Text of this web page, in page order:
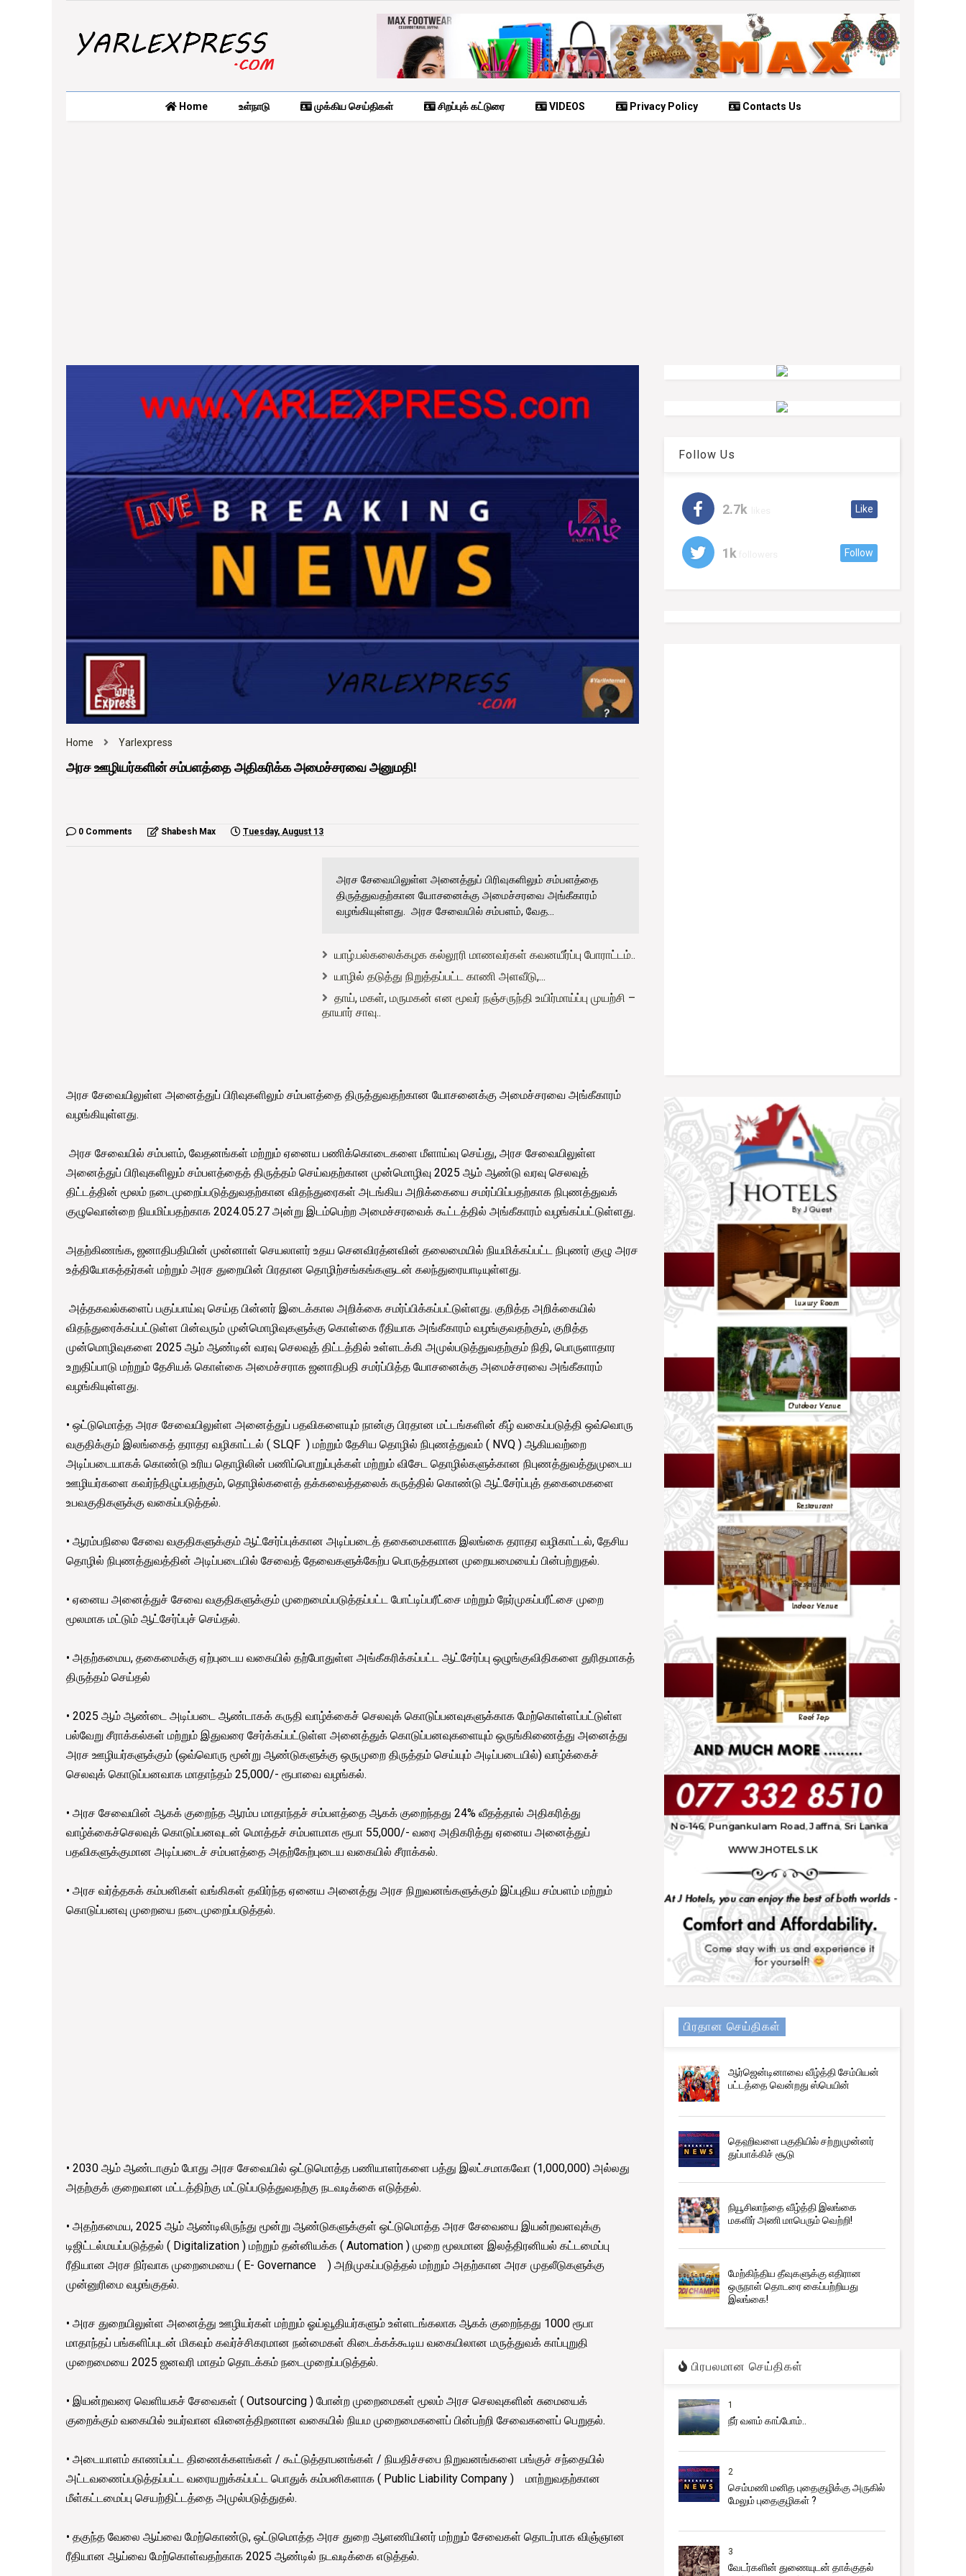
Home உள்நாடு முக்கிய செய்திகள் சிறப்புக் கட்டுரை VIDEOS Privacy Policy Contacts Us
Home Yarlexpress
அரச ஊழியர்களின் சம்பளத்தை அதிகரிக்க அமைச்சரவை அனுமதி!
0 Comments Shabesh Max Tuesday, August 13
அரச சேவையிலுள்ள அனைத்துப் பிரிவுகளிலும் சம்பளத்தை
திருத்துவதற்கான யோசனைக்கு அமைச்சரவை அங்கீகாரம்
வழங்கியுள்ளது. அரச சேவையில் சம்பளம், வேத...
யாழ்.பல்கலைக்கழக கல்லூரி மாணவர்கள் கவனயீர்ப்பு போராட்டம்..
யாழில் தடுத்து நிறுத்தப்பட்ட காணி அளவீடு,...
தாய், மகள், மருமகன் என மூவர் நஞ்சருந்தி உயிர்மாய்ப்பு முயற்சி –
தாயார் சாவு..
அரச சேவையிலுள்ள அனைத்துப் பிரிவுகளிலும் சம்பளத்தை திருத்துவதற்கான யோசனைக்கு அமைச்சரவை அங்கீகாரம்
வழங்கியுள்ளது.
அரச சேவையில் சம்பளம், வேதனங்கள் மற்றும் ஏனைய பணிக்கொடைகளை மீளாய்வு செய்து, அரச சேவையிலுள்ள
அனைத்துப் பிரிவுகளிலும் சம்பளத்தைத் திருத்தம் செய்வதற்கான முன்மொழிவு 2025 ஆம் ஆண்டு வரவு செலவுத்
திட்டத்தின் மூலம் நடைமுறைப்படுத்துவதற்கான விதந்துரைகள் அடங்கிய அறிக்கையை சமர்ப்பிப்பதற்காக நிபுணத்துவக்
குழுவொன்றை நியமிப்பதற்காக 2024.05.27 அன்று இடம்பெற்ற அமைச்சரவைக் கூட்டத்தில் அங்கீகாரம் வழங்கப்பட்டுள்ளது.
அதற்கிணங்க, ஜனாதிபதியின் முன்னாள் செயலாளர் உதய செனவிரத்னவின் தலைமையில் நியமிக்கப்பட்ட நிபுணர் குழு அரச
உத்தியோகத்தர்கள் மற்றும் அரச துறையின் பிரதான தொழிற்சங்கங்களுடன் கலந்துரையாடியுள்ளது.
அத்தகவல்களைப் பகுப்பாய்வு செய்த பின்னர் இடைக்கால அறிக்கை சமர்ப்பிக்கப்பட்டுள்ளது. குறித்த அறிக்கையில்
விதந்துரைக்கப்பட்டுள்ள பின்வரும் முன்மொழிவுகளுக்கு கொள்கை ரீதியாக அங்கீகாரம் வழங்குவதற்கும், குறித்த
முன்மொழிவுகளை 2025 ஆம் ஆண்டின் வரவு செலவுத் திட்டத்தில் உள்ளடக்கி அமுல்படுத்துவதற்கும் நிதி, பொருளாதார
உறுதிப்பாடு மற்றும் தேசியக் கொள்கை அமைச்சராக ஜனாதிபதி சமர்ப்பித்த யோசனைக்கு அமைச்சரவை அங்கீகாரம்
வழங்கியுள்ளது.
• ஒட்டுமொத்த அரச சேவையிலுள்ள அனைத்துப் பதவிகளையும் நான்கு பிரதான மட்டங்களின் கீழ் வகைப்படுத்தி ஒவ்வொரு
வகுதிக்கும் இலங்கைத் தராதர வழிகாட்டல் ( SLQF ) மற்றும் தேசிய தொழில் நிபுணத்துவம் ( NVQ ) ஆகியவற்றை
அடிப்படையாகக் கொண்டு உரிய தொழிலின் பணிப்பொறுப்புக்கள் மற்றும் விசேட தொழில்களுக்கான நிபுணத்துவத்துமுடைய
ஊழியர்களை கவர்ந்திழுப்பதற்கும், தொழில்களைத் தக்கவைத்தலைக் கருத்தில் கொண்டு ஆட்சேர்ப்புத் தகைமைகளை
உபவகுதிகளுக்கு வகைப்படுத்தல்.
• ஆரம்பநிலை சேவை வகுதிகளுக்கும் ஆட்சேர்ப்புக்கான அடிப்படைத் தகைமைகளாக இலங்கை தராதர வழிகாட்டல், தேசிய
தொழில் நிபுணத்துவத்தின் அடிப்படையில் சேவைத் தேவைகளுக்கேற்ப பொருத்தமான முறையமையைப் பின்பற்றுதல்.
• ஏனைய அனைத்துச் சேவை வகுதிகளுக்கும் முறைமைப்படுத்தப்பட்ட போட்டிப்பரீட்சை மற்றும் நேர்முகப்பரீட்சை முறை
மூலமாக மட்டும் ஆட்சேர்ப்புச் செய்தல்.
• அதற்கமைய, தகைமைக்கு ஏற்புடைய வகையில் தற்போதுள்ள அங்கீகரிக்கப்பட்ட ஆட்சேர்ப்பு ஒழுங்குவிதிகளை துரிதமாகத்
திருத்தம் செய்தல்
• 2025 ஆம் ஆண்டை அடிப்படை ஆண்டாகக் கருதி வாழ்க்கைச் செலவுக் கொடுப்பனவுகளுக்காக மேற்கொள்ளப்பட்டுள்ள
பல்வேறு சீராக்கல்கள் மற்றும் இதுவரை சேர்க்கப்பட்டுள்ள அனைத்துக் கொடுப்பனவுகளையும் ஒருங்கிணைத்து அனைத்து
அரச ஊழியர்களுக்கும் (ஒவ்வொரு மூன்று ஆண்டுகளுக்கு ஒருமுறை திருத்தம் செய்யும் அடிப்படையில்) வாழ்க்கைச்
செலவுக் கொடுப்பனவாக மாதாந்தம் 25,000/- ரூபாவை வழங்கல்.
• அரச சேவையின் ஆகக் குறைந்த ஆரம்ப மாதாந்தச் சம்பளத்தை ஆகக் குறைந்தது 24% வீதத்தால் அதிகரித்து
வாழ்க்கைச்செலவுக் கொடுப்பனவுடன் மொத்தச் சம்பளமாக ரூபா 55,000/- வரை அதிகரித்து ஏனைய அனைத்துப்
பதவிகளுக்குமான அடிப்படைச் சம்பளத்தை அதற்கேற்புடைய வகையில் சீராக்கல்.
• அரச வர்த்தகக் கம்பனிகள் வங்கிகள் தவிர்ந்த ஏனைய அனைத்து அரச நிறுவனங்களுக்கும் இப்புதிய சம்பளம் மற்றும்
கொடுப்பனவு முறையை நடைமுறைப்படுத்தல்.
• 2030 ஆம் ஆண்டாகும் போது அரச சேவையில் ஒட்டுமொத்த பணியாளர்களை பத்து இலட்சமாகவோ (1,000,000) அல்லது
அதற்குக் குறைவான மட்டத்திற்கு மட்டுப்படுத்துவதற்கு நடவடிக்கை எடுத்தல்.
• அதற்கமைய, 2025 ஆம் ஆண்டிலிருந்து மூன்று ஆண்டுகளுக்குள் ஒட்டுமொத்த அரச சேவையை இயன்றவளவுக்கு
டிஜிட்டல்மயப்படுத்தல் ( Digitalization ) மற்றும் தன்னியக்க ( Automation ) முறை மூலமான இலத்திரனியல் கட்டமைப்பு
ரீதியான அரச நிர்வாக முறைமையை ( E- Governance ) அறிமுகப்படுத்தல் மற்றும் அதற்கான அரச முதலீடுகளுக்கு
முன்னுரிமை வழங்குதல்.
• அரச துறையிலுள்ள அனைத்து ஊழியர்கள் மற்றும் ஓய்வூதியர்களும் உள்ளடங்கலாக ஆகக் குறைந்தது 1000 ரூபா
மாதாந்தப் பங்களிப்புடன் மிகவும் கவர்ச்சிகரமான நன்மைகள் கிடைக்கக்கூடிய வகையிலான மருத்துவக் காப்புறுதி
முறைமையை 2025 ஜனவரி மாதம் தொடக்கம் நடைமுறைப்படுத்தல்.
• இயன்றவரை வெளியகச் சேவைகள் ( Outsourcing ) போன்ற முறைமைகள் மூலம் அரச செலவுகளின் சுமையைக்
குறைக்கும் வகையில் உயர்வான வினைத்திறனான வகையில் நியம முறைமைகளைப் பின்பற்றி சேவைகளைப் பெறுதல்.
• அடையாளம் காணப்பட்ட திணைக்களங்கள் / கூட்டுத்தாபனங்கள் / நியதிச்சபை நிறுவனங்களை பங்குச் சந்தையில்
அட்டவணைப்படுத்தப்பட்ட வரையறுக்கப்பட்ட பொதுக் கம்பனிகளாக ( Public Liability Company ) மாற்றுவதற்கான
மீள்கட்டமைப்பு செயற்திட்டத்தை அமுல்படுத்துதல்.
• தகுந்த வேலை ஆய்வை மேற்கொண்டு, ஒட்டுமொத்த அரச துறை ஆளணியினர் மற்றும் சேவைகள் தொடர்பாக விஞ்ஞான
ரீதியான ஆய்வை மேற்கொள்வதற்காக 2025 ஆண்டில் நடவடிக்கை எடுத்தல்.
Follow Us
2.7k Like
1k Follow
பிரதான செய்திகள்
ஆர்ஜென்டினாவை வீழ்த்தி சேம்பியன்
பட்டத்தை வென்றது ஸ்பெயின்
தெஹிவளை பகுதியில் சற்றுமுன்னர்
துப்பாக்கிச் சூடு
நியூசிலாந்தை வீழ்த்தி இலங்கை
மகளிர் அணி மாபெரும் வெற்றி!
மேற்கிந்திய தீவுகளுக்கு எதிரான
ஒருநாள் தொடரை கைப்பற்றியது
இலங்கை!
பிரபலமான செய்திகள்
1
நீர் வளம் காப்போம்..
2
செம்மணி மனித புதைகுழிக்கு அருகில்
மேலும் புதைகுழிகள் ?
3
வேடர்களின் துணையுடன் தாக்குதல்